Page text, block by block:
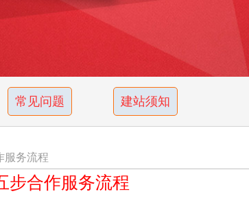
常见问题 建站须知
服务流程
步合作服务流程